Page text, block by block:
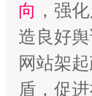
向 ，强
造良好
网站架
盾，促